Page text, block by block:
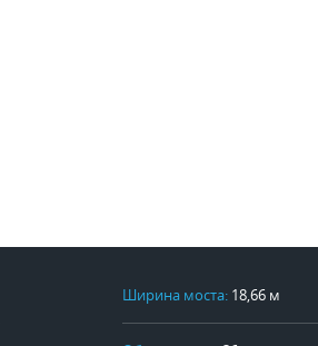
Ширина моста: 18,66 м